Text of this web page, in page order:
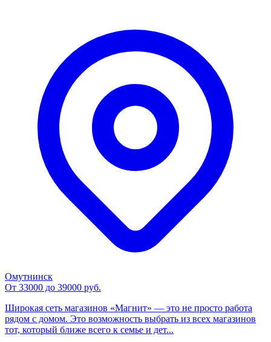
Омутнинск
От 33000 до 39000 руб.
Широкая сеть магазинов «Магнит» — это не просто работа
рядом с домом. Это возможность выбрать из всех магазинов
тот, который ближе всего к семье и дет...